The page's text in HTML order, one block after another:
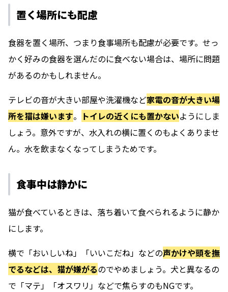
置く場所にも配慮
食器を置く場所、つまり食事場所も配慮が必要です。せっ
かく好みの食器を選んだのに食べない場合は、場所に問題
があるのかもしれません。
テレビの音が大きい部屋や洗濯機など家電の音が大きい場
所を猫は嫌います。 トイレの近くにも置かないようにしま
しょう。意外ですが、水入れの横に置くのもよくありませ
ん。水を飲まなくなってしまうためです。
食事中は静かに
猫が食べているときは、落ち着いて食べられるように静か
にします。
横で「おいしいね」「いいこだね」などの声かけや頭を撫
でるなどは、猫が嫌がるのでやめましょう。犬と異なるの
で「マテ」「オスワリ」などで焦らすのもNGです。